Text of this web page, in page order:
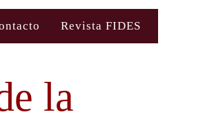
Revista FIDES
la